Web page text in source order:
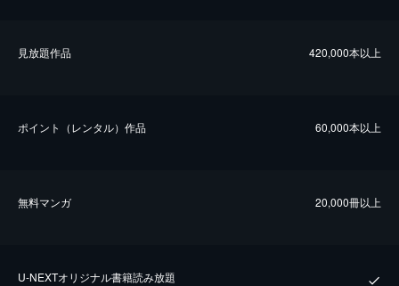
⾒放題作品 420,000本以上
ポイント（レンタル）作品 60,000本以上
無料マンガ 20,000冊以上
U-NEXTオリジナル書籍読み放題